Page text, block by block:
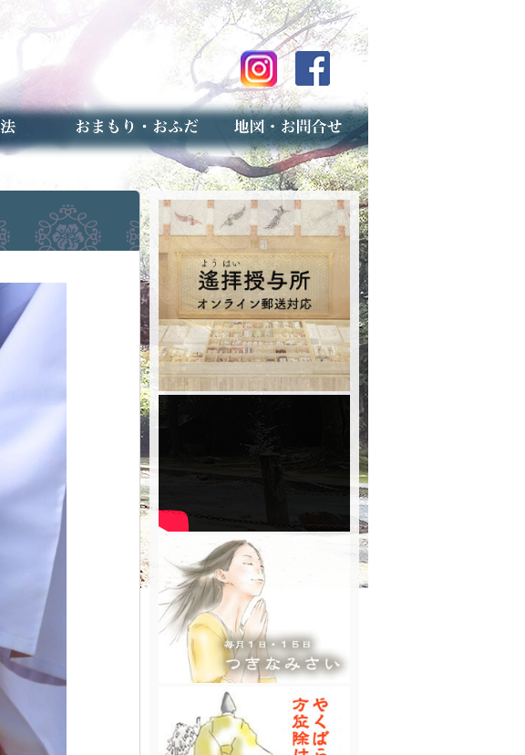
授与品のご案内
お焚き上げ（古いお守りのお取り扱い）
アクセスマップ
予約者専用フォーム（事前受付）